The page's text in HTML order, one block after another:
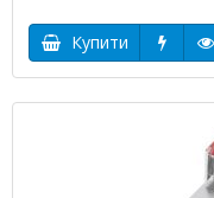
Купити